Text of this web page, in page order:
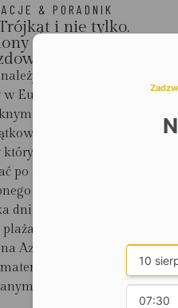
& PORADNIK
i nie tylko.
Portugalii
do najbardziej
Europie. Zachwyca
plażami,
różnorodnością
można
po historycznych
degustować wina
dni później
Atlantyku lub
Azorach. Portugalia
i długą linią